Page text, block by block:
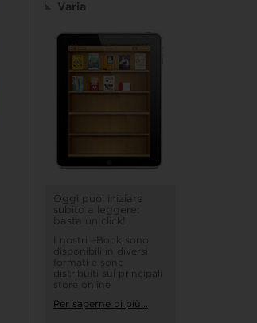
Varia
Oggi puoi iniziare
subito a leggere:
basta un click!
I nostri eBook sono
disponibili in diversi
formati e sono
distribuiti sui principali
store online
Per saperne di più...